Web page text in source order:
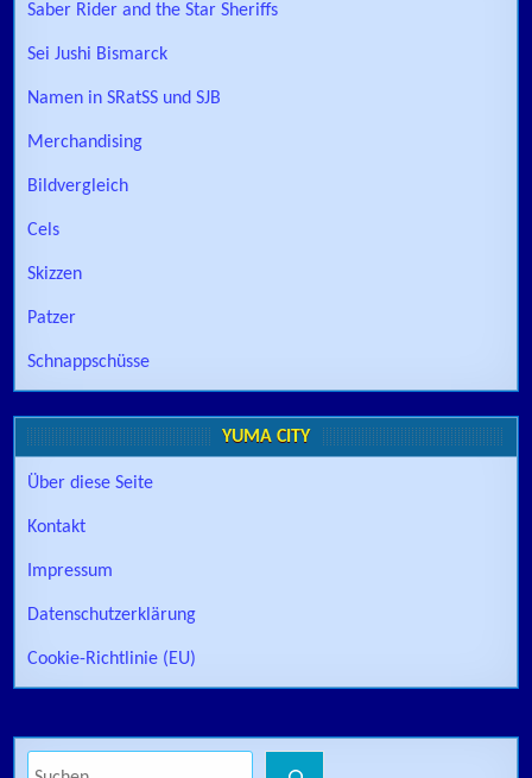
Saber Rider and the Star Sheriffs
Sei Jushi Bismarck
Namen in SRatSS und SJB
Merchandising
Bildvergleich
Cels
Skizzen
Patzer
Schnappschüsse
YUMA CITY
Über diese Seite
Kontakt
Impressum
Datenschutzerklärung
Cookie-Richtlinie (EU)